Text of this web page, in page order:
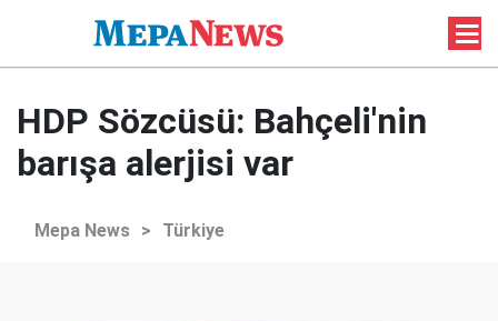
HDP Sözcüsü: Bahçeli'nin
barışa alerjisi var
Mepa News > Türkiye